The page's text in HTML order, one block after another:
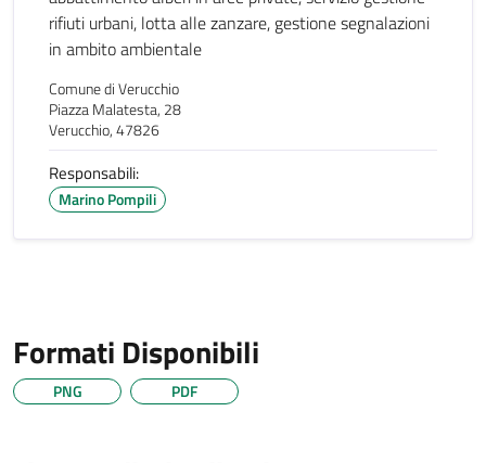
rifiuti urbani, lotta alle zanzare, gestione segnalazioni
in ambito ambientale
Comune di Verucchio
Piazza Malatesta, 28
Verucchio, 47826
Responsabili:
Marino Pompili
Formati Disponibili
PNG PDF